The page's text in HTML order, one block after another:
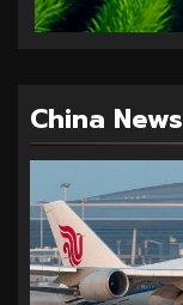
China News